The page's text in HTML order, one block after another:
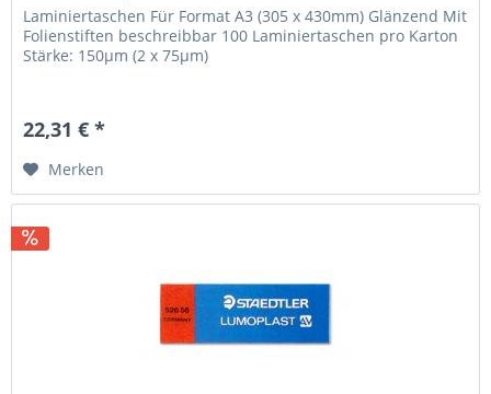
Laminiertaschen Für Format A3 (305 x 430mm) Glänzend Mit
Folienstiften beschreibbar 100 Laminiertaschen pro Karton
Stärke: 150µm (2 x 75µm)
22,31 € *
Merken